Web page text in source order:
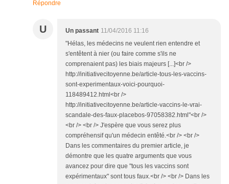
Répondre
U Un passant 11/04/2016 11:16
"Hélas, les médecins ne veulent rien entendre et
s'entêtent à nier (ou faire comme s'ils ne
comprenaient pas) les biais majeurs [...]<br />
http://initiativecitoyenne.be/article-tous-les-vaccins-
sont-experimentaux-voici-pourquoi-
118489412.html<br />
http://initiativecitoyenne.be/article-vaccins-le-vrai-
scandale-des-faux-placebos-97058382.html"<br />
<br /> <br /> J'espère que vous serez plus
compréhensif qu'un médecin entêté.<br /> <br />
Dans les commentaires du premier article, je
démontre que les quatre arguments que vous
avancez pour dire que "tous les vaccins sont
expérimentaux" sont tous faux.<br /> <br /> Dans les